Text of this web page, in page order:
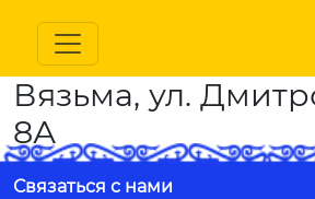
Вязьма, ул.
8А
Связаться с нами